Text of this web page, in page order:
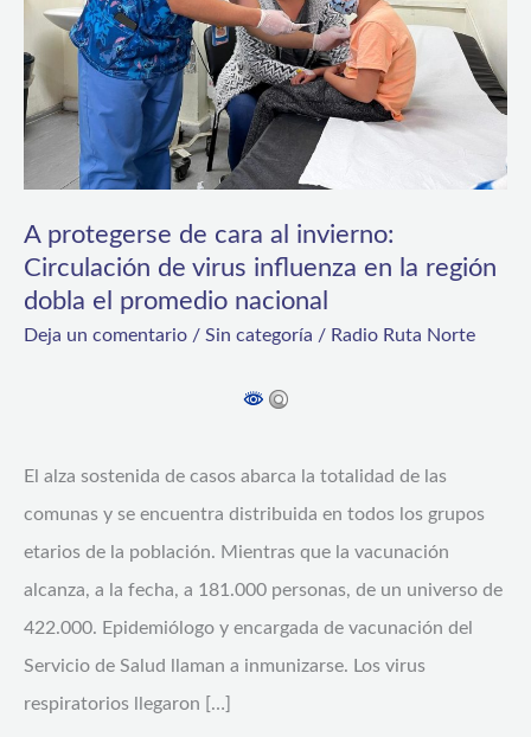
A protegerse de cara al invierno:
Circulación de virus influenza en la región
dobla el promedio nacional
Deja un comentario / Sin categoría / Radio Ruta Norte
El alza sostenida de casos abarca la totalidad de las
comunas y se encuentra distribuida en todos los grupos
etarios de la población. Mientras que la vacunación
alcanza, a la fecha, a 181.000 personas, de un universo de
422.000. Epidemiólogo y encargada de vacunación del
Servicio de Salud llaman a inmunizarse. Los virus
respiratorios llegaron […]
invierno:
Circulación
de
virus
influenza
en
la
región
dobla